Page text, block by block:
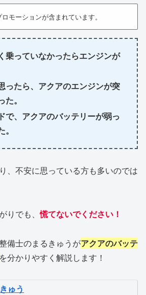
モーションが含まれています。
乗っていなかったらエンジンが
ったら、アクアのエンジンが突
。
で、アクアのバッテリーが弱っ
、不安に思っている方も多いのでは
りでも、慌てないでください！
備士のまるきゅうがアクアのバッテ
分かりやすく解説します！
ゅう